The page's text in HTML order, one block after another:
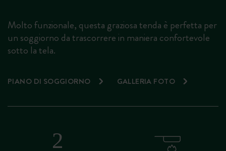
Molto funzionale, questa graziosa tenda è perfetta per
un soggiorno da trascorrere in maniera confortevole
sotto la tela.
PIANO DI SOGGIORNO GALLERIA FOTO